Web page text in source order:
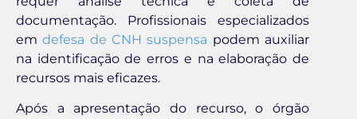
documentação. Profissionais especializados
emdefesa de CNH suspensa podem auxiliar
na identificação de erros e na elaboração de
recursos mais eficazes.
Após a apresentação do recurso, o órgão